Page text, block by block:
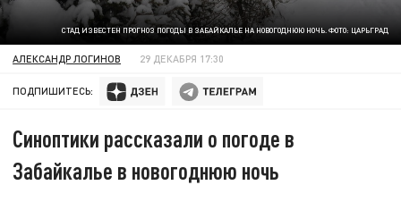
СТАД ИЗВЕСТЕН ПРОГНОЗ ПОГОДЫ В ЗАБАЙКАЛЬЕ НА НОВОГОДНЮЮ НОЧЬ. ФОТО: ЦАРЬГРАД
АЛЕКСАНДР ЛОГИНОВ 29 ДЕКАБРЯ 17:30
ПОДПИШИТЕСЬ:
Синоптики рассказали о погоде в
Забайкалье в новогоднюю ночь